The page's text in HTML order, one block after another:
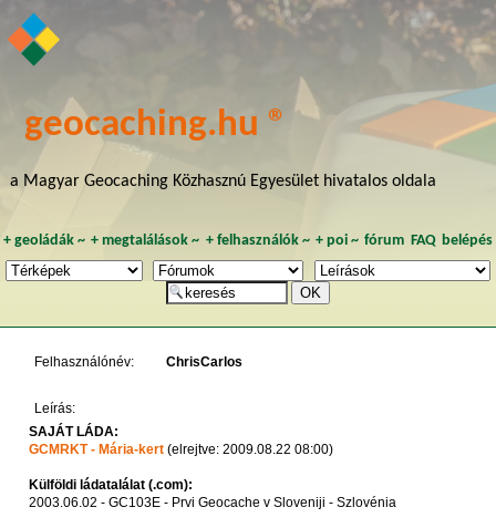
geocaching.hu ®
a Magyar Geocaching Közhasznú Egyesület hivatalos oldala
+ geoládák~ +megtalálások ~ + felhasználók~ + poi~ fórum FAQ belépés
Felhasználónév: ChrisCarlos
Leírás:
SAJÁT LÁDA:
GCMRKT - Mária-kert(elrejtve: 2009.08.22 08:00)
Külföldi ládatalálat (.com):
2003.06.02 - GC103E - Prvi Geocache v Sloveniji - Szlovénia